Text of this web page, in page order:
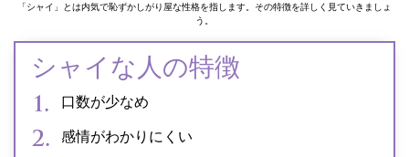
「シャイ」とは内気で恥ずかしがり屋な性格を指します。その特徴を詳しく見ていきましょ
う。
シャイな人の特徴
口数が少なめ
感情がわかりにくい